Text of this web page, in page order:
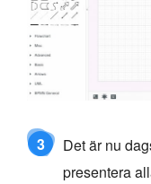
3 Det är nu
presentera